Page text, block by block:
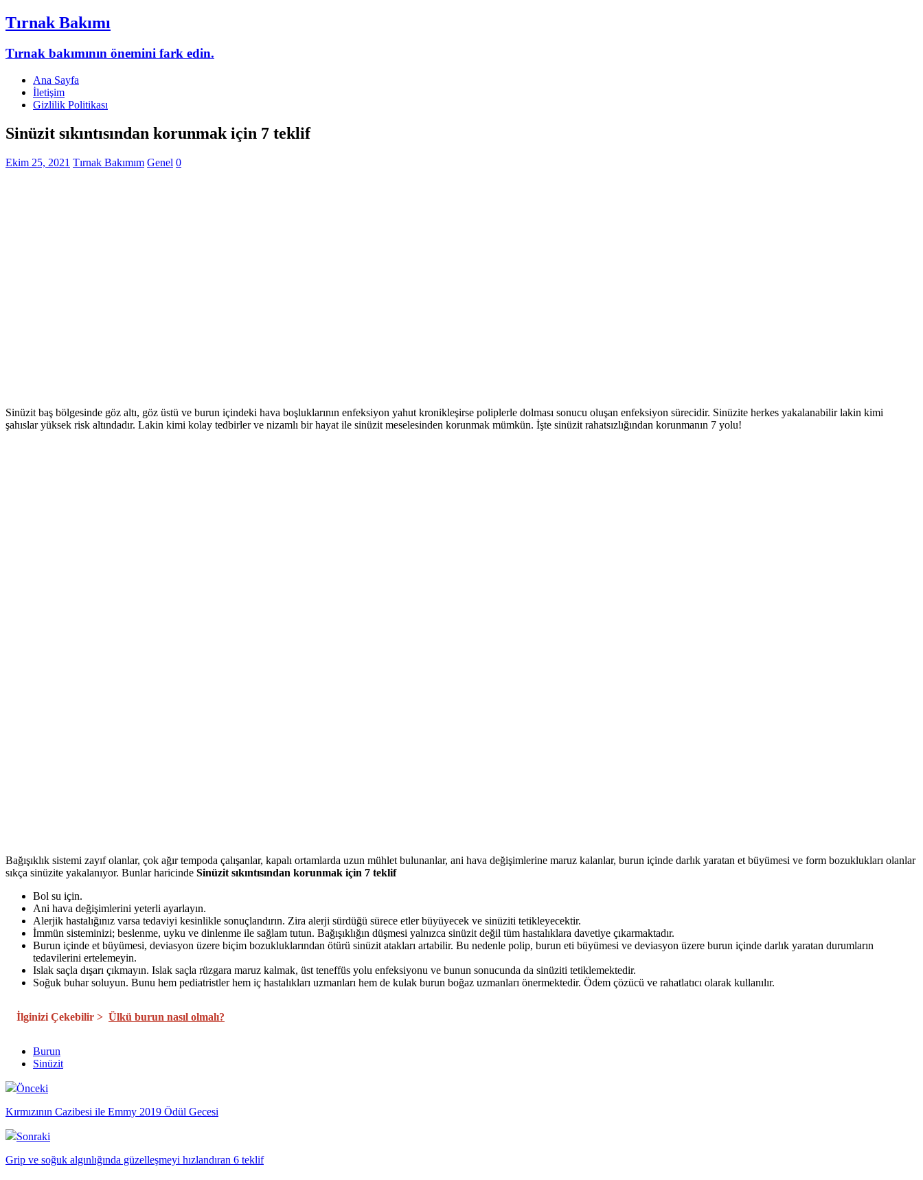
Tırnak Bakımı
Tırnak bakımının önemini fark edin.
Ana Sayfa
İletişim
Gizlilik Politikası
Sinüzit sıkıntısından korunmak için 7 teklif
Ekim 25, 2021 Tırnak Bakımım Genel 0
Sinüzit baş bölgesinde göz altı, göz üstü ve burun içindeki hava boşluklarının enfeksiyon yahut kronikleşirse poliplerle dolması sonucu oluşan enfeksiyon sürecidir. Sinüzite herkes yakalanabilir lakin kimi
şahıslar yüksek risk altındadır. Lakin kimi kolay tedbirler ve nizamlı bir hayat ile sinüzit meselesinden korunmak mümkün. İşte sinüzit rahatsızlığından korunmanın 7 yolu!
Bağışıklık sistemi zayıf olanlar, çok ağır tempoda çalışanlar, kapalı ortamlarda uzun mühlet bulunanlar, ani hava değişimlerine maruz kalanlar, burun içinde darlık yaratan et büyümesi ve form bozuklukları olanlar
sıkça sinüzite yakalanıyor. Bunlar haricinde Sinüzit sıkıntısından korunmak için 7 teklif
Bol su için.
Ani hava değişimlerini yeterli ayarlayın.
Alerjik hastalığınız varsa tedaviyi kesinlikle sonuçlandırın. Zira alerji sürdüğü sürece etler büyüyecek ve sinüziti tetikleyecektir.
İmmün sisteminizi; beslenme, uyku ve dinlenme ile sağlam tutun. Bağışıklığın düşmesi yalnızca sinüzit değil tüm hastalıklara davetiye çıkarmaktadır.
Burun içinde et büyümesi, deviasyon üzere biçim bozukluklarından ötürü sinüzit atakları artabilir. Bu nedenle polip, burun eti büyümesi ve deviasyon üzere burun içinde darlık yaratan durumların
tedavilerini ertelemeyin.
Islak saçla dışarı çıkmayın. Islak saçla rüzgara maruz kalmak, üst teneffüs yolu enfeksiyonu ve bunun sonucunda da sinüziti tetiklemektedir.
Soğuk buhar soluyun. Bunu hem pediatristler hem iç hastalıkları uzmanları hem de kulak burun boğaz uzmanları önermektedir. Ödem çözücü ve rahatlatıcı olarak kullanılır.
İlginizi Çekebilir > Ülkü burun nasıl olmalı?
Burun
Sinüzit
Önceki
Kırmızının Cazibesi ile Emmy 2019 Ödül Gecesi
Sonraki
Grip ve soğuk algınlığında güzelleşmeyi hızlandıran 6 teklif